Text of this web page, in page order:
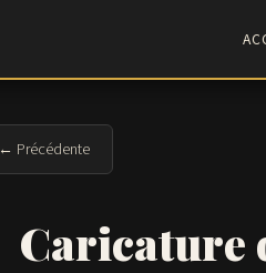
← Précédente
Caricature